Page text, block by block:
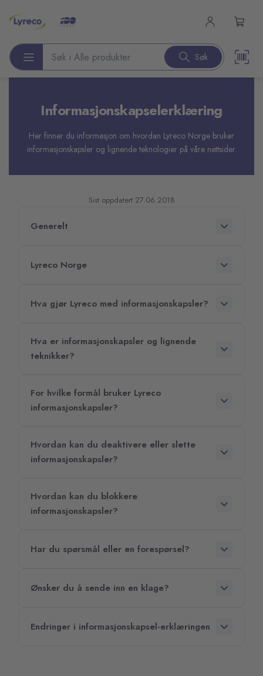
Søk etter produkter Søk
Informasjonskapselerklæring
Her finner du informasjon om hvordan Lyreco Norge bruker
informasjonskapsler og lignende teknologier på våre nettsider.
Sist oppdatert 27.06.2018
Generelt
Lyreco Norge
Hva gjør Lyreco med informasjonskapsler?
Hva er informasjonskapsler og lignende
teknikker?
For hvilke formål bruker Lyreco
informasjonskapsler?
Hvordan kan du deaktivere eller slette
informasjonskapsler?
Hvordan kan du blokkere
informasjonskapsler?
Har du spørsmål eller en forespørsel?
Ønsker du å sende inn en klage?
Endringer i informasjonskapsel-erklæringen